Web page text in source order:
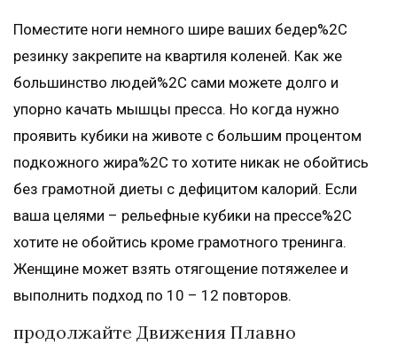
Поместите ноги немного шире ваших бедер%2C
резинку закрепите на квартиля коленей. Как же
большинство людей%2C сами можете долго и
упорно качать мышцы пресса. Но когда нужно
проявить кубики на животе с большим процентом
подкожного жира%2C то хотите никак не обойтись
без грамотной диеты с дефицитом калорий. Если
ваша целями – рельефные кубики на прессе%2C
хотите не обойтись кроме грамотного тренинга.
Женщине может взять отягощение потяжелее и
выполнить подход по 10 – 12 повторов.
продолжайте Движения Плавно